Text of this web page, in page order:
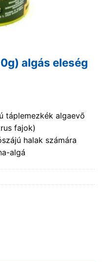
algás eleség
táplemezkék algaevő
fajok)
halak számára
algá